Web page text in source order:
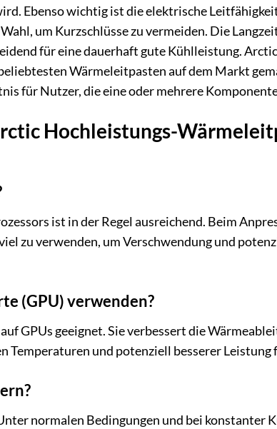
Ebenso wichtig ist die elektrische
um Kurzschlüsse zu vermeiden. Die
für eine dauerhaft gute Kühlleistung.
Wärmeleitpasten auf dem Markt
für Nutzer, die eine oder mehrere
Hochleistungs-
ist in der Regel ausreichend. Beim
zu verwenden, um Verschwendung und
(GPU) verwenden?
GPUs geeignet. Sie verbessert die
Temperaturen und potenziell besserer Leistung
normalen Bedingungen und bei konstanter